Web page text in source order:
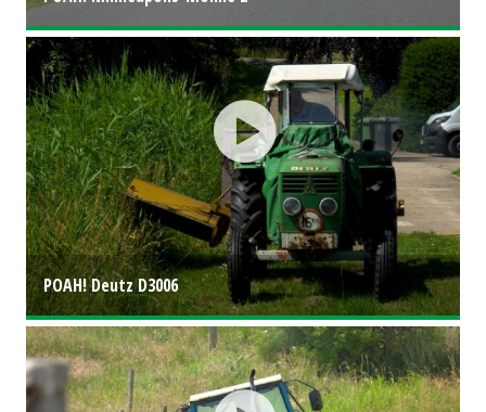
POAH! Deutz D3006